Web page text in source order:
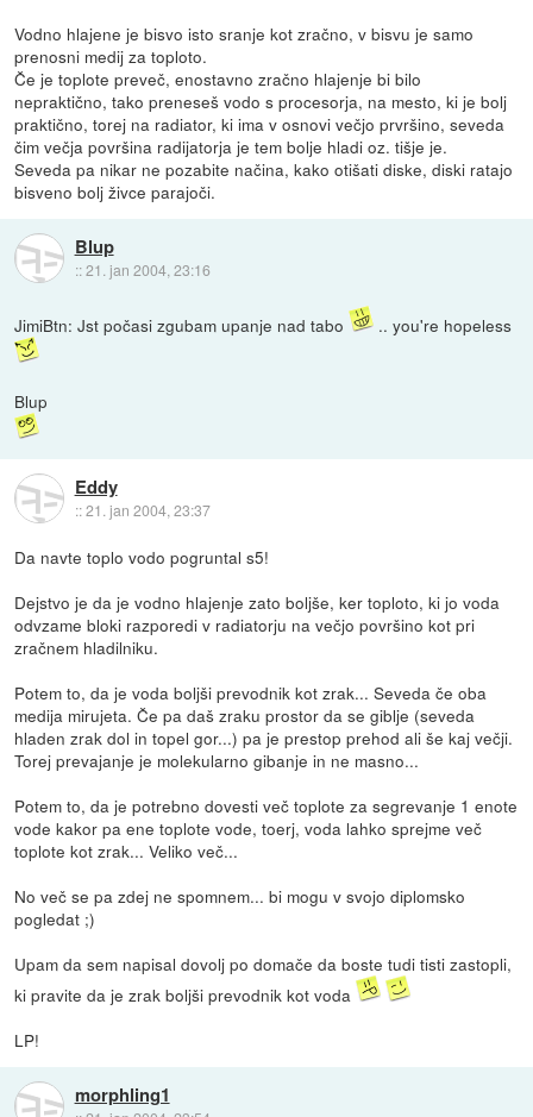
Vodno hlajene je bisvo isto sranje kot zračno, v bisvu je samo
prenosni medij za toploto.
Če je toplote preveč, enostavno zračno hlajenje bi bilo
nepraktično, tako preneseš vodo s procesorja, na mesto, ki je bolj
praktično, torej na radiator, ki ima v osnovi večjo prvršino, seveda
čim večja površina radijatorja je tem bolje hladi oz. tišje je.
Seveda pa nikar ne pozabite načina, kako otišati diske, diski ratajo
bisveno bolj živce parajoči.
Blup
::21. jan 2004, 23:16
JimiBtn: Jst počasi zgubam upanje nad tabo .. you're hopeless
Blup
Eddy
::21. jan 2004, 23:37
Da navte toplo vodo pogruntal s5!
Dejstvo je da je vodno hlajenje zato boljše, ker toploto, ki jo voda
odvzame bloki razporedi v radiatorju na večjo površino kot pri
zračnem hladilniku.
Potem to, da je voda boljši prevodnik kot zrak... Seveda če oba
medija mirujeta. Če pa daš zraku prostor da se giblje (seveda
hladen zrak dol in topel gor...) pa je prestop prehod ali še kaj večji.
Torej prevajanje je molekularno gibanje in ne masno...
Potem to, da je potrebno dovesti več toplote za segrevanje 1 enote
vode kakor pa ene toplote vode, toerj, voda lahko sprejme več
toplote kot zrak... Veliko več...
No več se pa zdej ne spomnem... bi mogu v svojo diplomsko
pogledat ;)
Upam da sem napisal dovolj po domače da boste tudi tisti zastopli,
ki pravite da je zrak boljši prevodnik kot voda
LP!
morphling1